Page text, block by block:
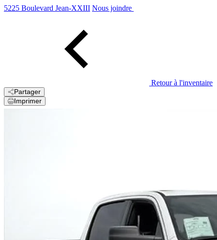
5225 Boulevard Jean-XXIII Nous joindre
Retour à l'inventaire
Partager
Imprimer